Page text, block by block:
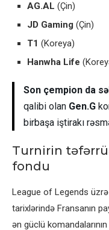
AG.AL (Çin)
JD Gaming (Çin)
T1 (Koreya)
Hanwha Life
Son çempion da
qalibi olan Gen.G
birbaşa iştirakı
Turnirin
fondu
League of Legends
tarixlərində Fransanın
ən güclü